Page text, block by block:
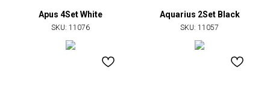
Apus 4Set White
SKU: 11076
Aquarius 2Set Black
SKU: 11057